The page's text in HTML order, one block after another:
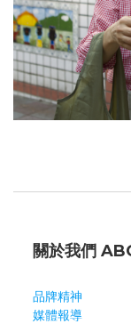
關於我們
品牌精神
媒體報導